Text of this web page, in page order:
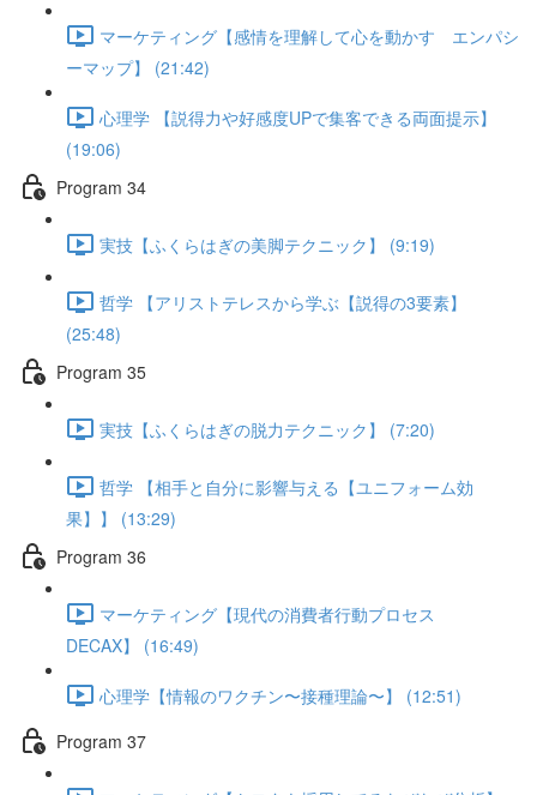
マーケティング【感情を理解して心を動かす エンパシ
ーマップ】 (21:42)
心理学 【説得力や好感度UPで集客できる両面提示】
(19:06)
Program 34
実技【ふくらはぎの美脚テクニック】 (9:19)
哲学 【アリストテレスから学ぶ【説得の3要素】
(25:48)
Program 35
実技【ふくらはぎの脱力テクニック】 (7:20)
哲学 【相手と自分に影響与える【ユニフォーム効
果】】 (13:29)
Program 36
マーケティング【現代の消費者行動プロセス
DECAX】 (16:49)
心理学【情報のワクチン〜接種理論〜】 (12:51)
Program 37